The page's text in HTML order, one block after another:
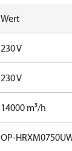
Wert
230 V
230 V
14000 m³/h
OP-